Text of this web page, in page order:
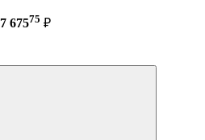
7 67575 ₽